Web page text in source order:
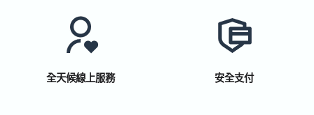
全天候線上服務 安全支付